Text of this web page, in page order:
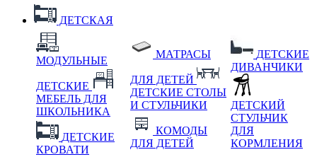
ДЕТСКАЯ
МОДУЛЬНЫЕ
ДЕТСКИЕ
МЕБЕЛЬ ДЛЯ
ШКОЛЬНИКА
ДЕТСКИЕ
КРОВАТИ
МАТРАСЫ
ДЛЯ ДЕТЕЙ
ДЕТСКИЕ СТОЛЫ
И СТУЛЬЧИКИ
КОМОДЫ
ДЛЯ ДЕТЕЙ
ДЕТСКИЕ
ДИВАНЧИКИ
ДЕТСКИЙ
СТУЛЬЧИК
ДЛЯ
КОРМЛЕНИЯ